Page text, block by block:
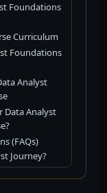
Foundations
Curriculum
Foundations
Analyst
Data Analyst
(FAQs)
Journey?